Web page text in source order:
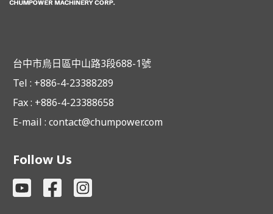
台中市烏日區中山路3段688-1號
Tel : +886-4-23388289
Fax : +886-4-23388658
E-mail : contact@chumpower.com
Follow Us